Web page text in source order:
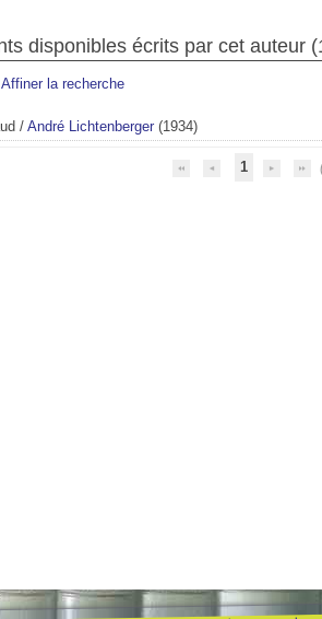
disponibles écrits par cet auteur
Affiner la recherche
/ André Lichtenberger (1934)
1